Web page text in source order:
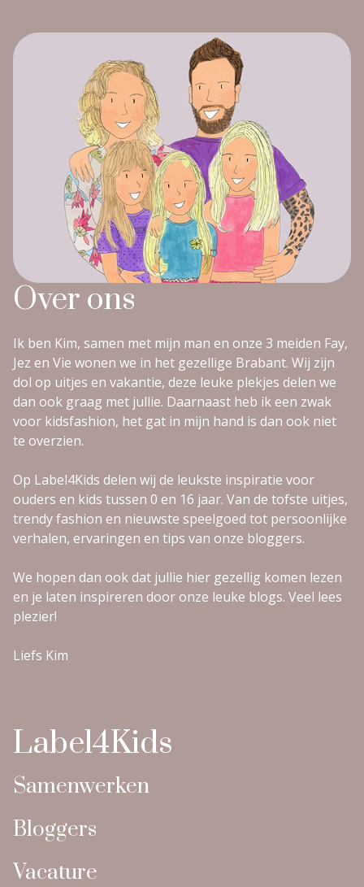
Over ons
Ik ben Kim, samen met mijn man en onze 3 meiden Fay,
Jez en Vie wonen we in het gezellige Brabant. Wij zijn
dol op uitjes en vakantie, deze leuke plekjes delen we
dan ook graag met jullie. Daarnaast heb ik een zwak
voor kidsfashion, het gat in mijn hand is dan ook niet
te overzien.
Op Label4Kids delen wij de leukste inspiratie voor
ouders en kids tussen 0 en 16 jaar. Van de tofste uitjes,
trendy fashion en nieuwste speelgoed tot persoonlijke
verhalen, ervaringen en tips van onze bloggers.
We hopen dan ook dat jullie hier gezellig komen lezen
en je laten inspireren door onze leuke blogs. Veel lees
plezier!
Liefs Kim
Label4Kids
Samenwerken
Bloggers
Vacature